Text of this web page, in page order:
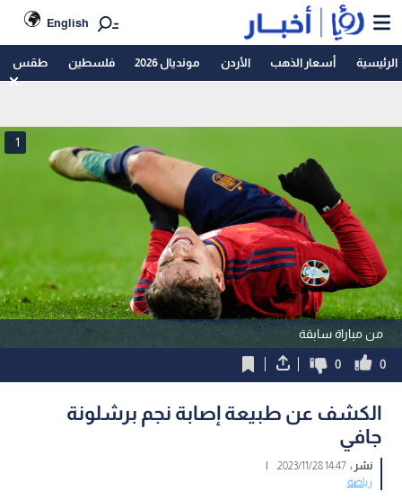
English
الرئيسية أسعار الذهب الأردن مونديال 2026 فلسطين طقس
من مباراة سابقة
1
0
0
الكشف عن طبيعة إصابة نجم برشلونة
جافي
نشر :14:47 2023/11/28
|
رياضة